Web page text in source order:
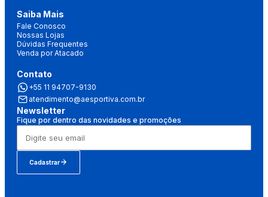
Saiba Mais
Fale Conosco
Nossas Lojas
Dúvidas Frequentes
Venda por Atacado
Contato
+55 11 94707-9130
atendimento@aesportiva.com.br
Newsletter
Fique por dentro das novidades e promoções
Cadastrar